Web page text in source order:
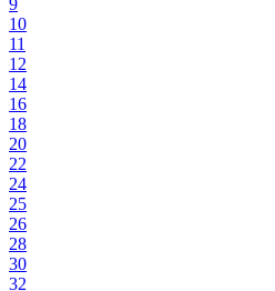
9
10
11
12
14
16
18
20
22
24
25
26
28
30
32